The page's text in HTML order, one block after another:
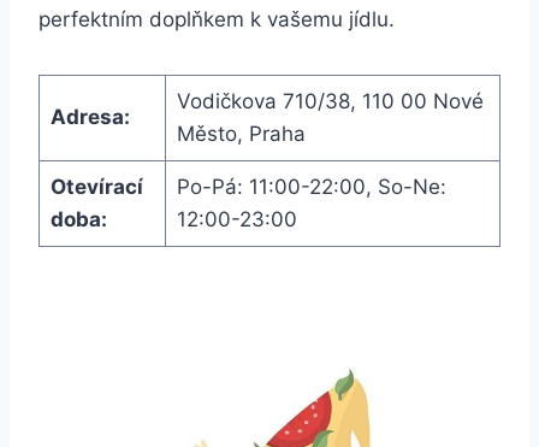
perfektním doplňkem k vašemu jídlu.
Adresa:
Vodičkova 710/38, 110 00 Nové
Město, Praha
Otevírací
doba:
Po-Pá: 11:00-22:00, So-Ne:
12:00-23:00